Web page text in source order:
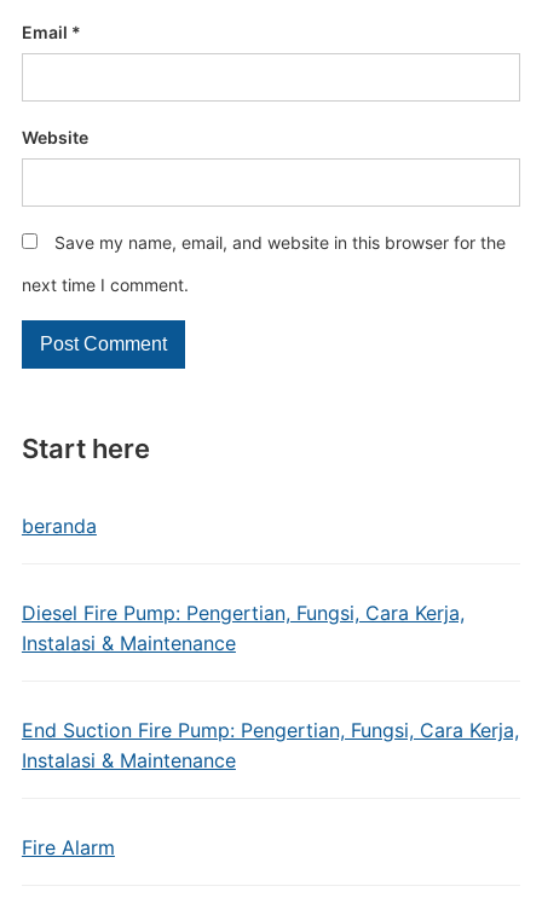
Start here
beranda
Diesel Fire Pump: Pengertian, Fungsi, Cara Kerja,
Instalasi & Maintenance
End Suction Fire Pump: Pengertian, Fungsi, Cara Kerja,
Instalasi & Maintenance
Fire Alarm
Email *
Website
Save my name, email, and website in this browser for the
next time I comment.